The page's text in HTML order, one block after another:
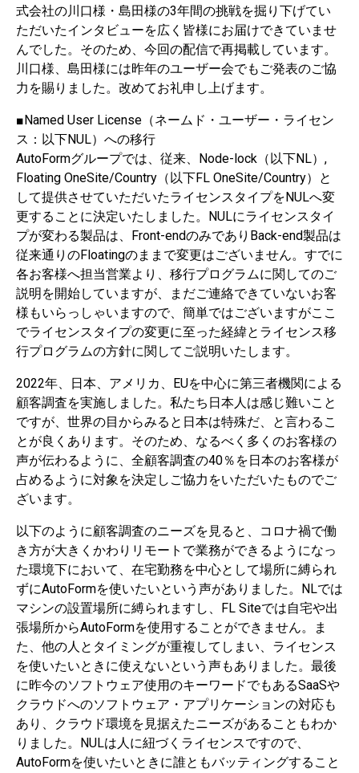
式会社の川口様・島田様の3年間の挑戦を掘り下げてい
ただいたインタビューを広く皆様にお届けできていませ
んでした。そのため、今回の配信で再掲載しています。
川口様、島田様には昨年のユーザー会でもご発表のご協
力を賜りました。改めてお礼申し上げます。
■Named User License（ネームド・ユーザー・ライセン
ス：以下NUL）への移行
AutoFormグループでは、従来、Node-lock（以下NL）,
Floating OneSite/Country（以下FL OneSite/Country）と
して提供させていただいたライセンスタイプをNULへ変
更することに決定いたしました。NULにライセンスタイ
プが変わる製品は、Front-endのみでありBack-end製品は
従来通りのFloatingのままで変更はございません。すでに
各お客様へ担当営業より、移行プログラムに関してのご
説明を開始していますが、まだご連絡できていないお客
様もいらっしゃいますので、簡単ではございますがここ
でライセンスタイプの変更に至った経緯とライセンス移
行プログラムの方針に関してご説明いたします。
2022年、日本、アメリカ、EUを中心に第三者機関による
顧客調査を実施しました。私たち日本人は感じ難いこと
ですが、世界の目からみると日本は特殊だ、と言わるこ
とが良くあります。そのため、なるべく多くのお客様の
声が伝わるように、全顧客調査の40％を日本のお客様が
占めるように対象を決定しご協力をいただいたものでご
ざいます。
以下のように顧客調査のニーズを見ると、コロナ禍で働
き方が大きくかわりリモートで業務ができるようになっ
た環境下において、在宅勤務を中心として場所に縛られ
ずにAutoFormを使いたいという声がありました。NLでは
マシンの設置場所に縛られますし、FL Siteでは自宅や出
張場所からAutoFormを使用することができません。ま
た、他の人とタイミングが重複してしまい、ライセンス
を使いたいときに使えないという声もありました。最後
に昨今のソフトウェア使用のキーワードでもあるSaaSや
クラウドへのソフトウェア・アプリケーションの対応も
あり、クラウド環境を見据えたニーズがあることもわか
りました。NULは人に紐づくライセンスですので、
AutoFormを使いたいときに誰ともバッティングすること